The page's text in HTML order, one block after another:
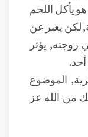
يأكل اللحم
لكن يعبر عن
زوجته, يؤثر
الموضوع
من الله عز